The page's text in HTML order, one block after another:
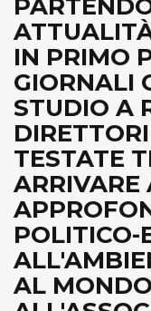
IN PRIMO
GIORNALI
STUDIO A
TESTATE
ARRIVARE
POLITICO-
AL